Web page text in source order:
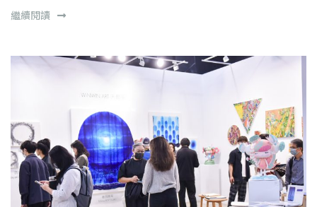
繼續閱讀